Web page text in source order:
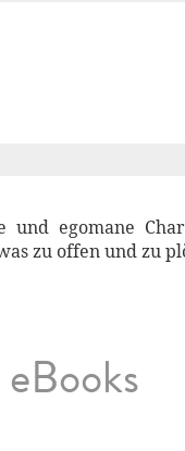
egomane
zu offen und zu